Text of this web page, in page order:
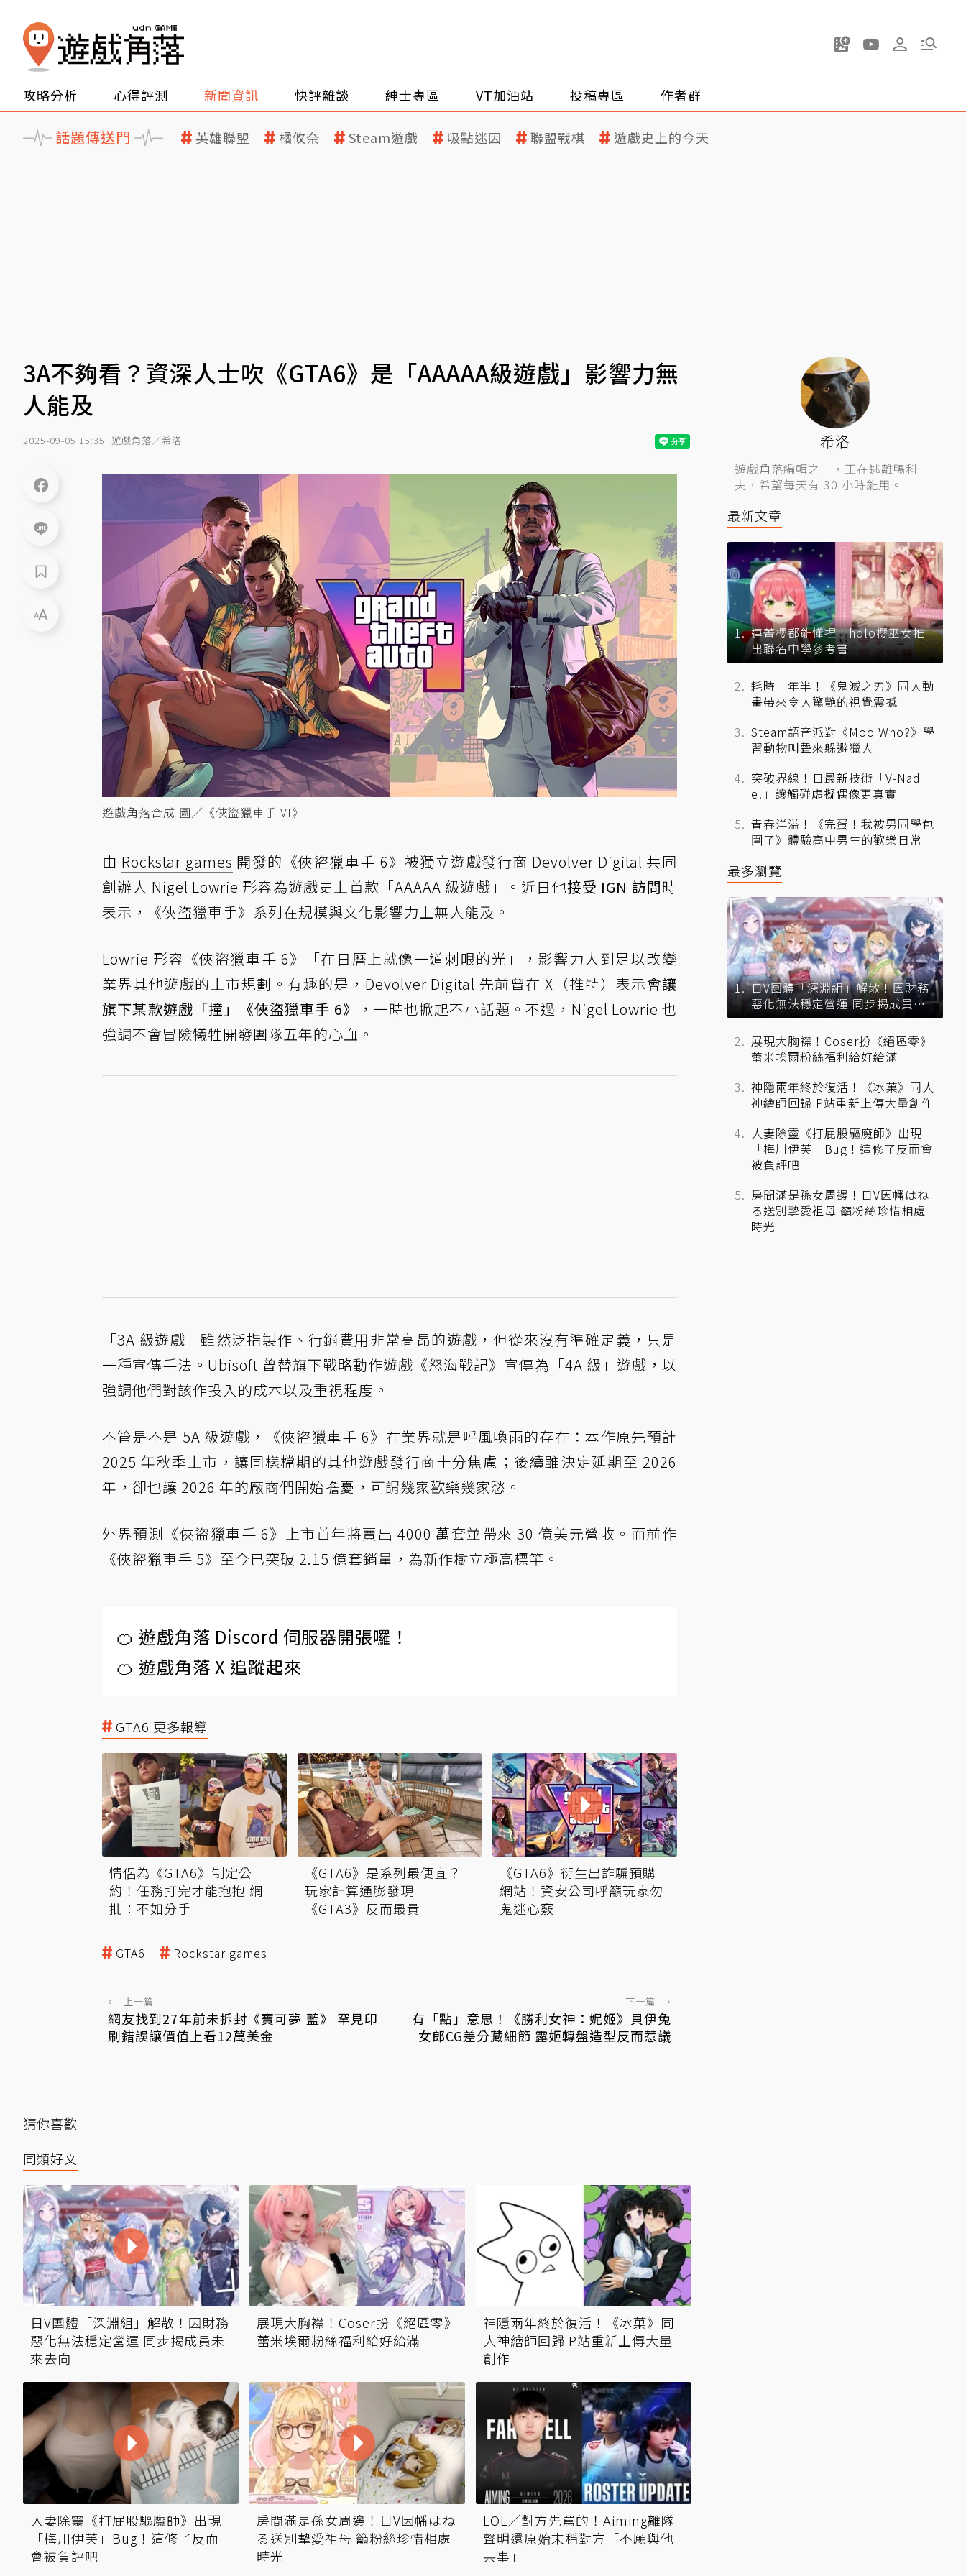
攻略分析 心得評測 新聞資訊 快評雜談 紳士專區 VT加油站 投稿專區 作者群
話題傳送門 英雄聯盟 橘攸奈 Steam遊戲 吸點迷因 聯盟戰棋 遊戲史上的今天
3A不夠看？資深人士吹《GTA6》是「AAAAA級遊戲」影響力無
人能及
2025-09-05 15:35 遊戲角落／希洛
遊戲角落合成 圖／《俠盜獵車手 VI》
由 Rockstar games 開發的《俠盜獵車手 6》被獨立遊戲發行商 Devolver Digital 共同
創辦人 Nigel Lowrie 形容為遊戲史上首款「AAAAA 級遊戲」。近日他接受 IGN 訪問時
表示，《俠盜獵車手》系列在規模與文化影響力上無人能及。
Lowrie 形容《俠盜獵車手 6》「在日曆上就像一道刺眼的光」，影響力大到足以改變
業界其他遊戲的上市規劃。有趣的是，Devolver Digital 先前曾在 X（推特）表示會讓
旗下某款遊戲「撞」《俠盜獵車手 6》
，一時也掀起不小話題。不過，Nigel Lowrie 也
強調不會冒險犧牲開發團隊五年的心血。
「3A 級遊戲」雖然泛指製作、行銷費用非常高昂的遊戲，但從來沒有準確定義，只是
一種宣傳手法。Ubisoft 曾替旗下戰略動作遊戲《怒海戰記》宣傳為「4A 級」遊戲，以
強調他們對該作投入的成本以及重視程度。
不管是不是 5A 級遊戲，《俠盜獵車手 6》在業界就是呼風喚雨的存在：本作原先預計
2025 年秋季上市，讓同樣檔期的其他遊戲發行商十分焦慮；後續雖決定延期至 2026
年，卻也讓 2026 年的廠商們開始擔憂，可謂幾家歡樂幾家愁。
外界預測《俠盜獵車手 6》上市首年將賣出 4000 萬套並帶來 30 億美元營收。而前作
《俠盜獵車手 5》至今已突破 2.15 億套銷量，為新作樹立極高標竿。
🍊 遊戲角落 Discord 伺服器開張囉！
🍊 遊戲角落 X 追蹤起來
GTA6 更多報導
情侶為《GTA6》制定公
約！任務打完才能抱抱 網
批：不如分手
《GTA6》是系列最便宜？
玩家計算通膨發現
《GTA3》反而最貴
《GTA6》衍生出詐騙預購
網站！資安公司呼籲玩家勿
鬼迷心竅
GTA6 Rockstar games
← 上一篇
網友找到27年前未拆封《寶可夢 藍》 罕見印
刷錯誤讓價值上看12萬美金
下一篇 →
有「點」意思！《勝利女神：妮姬》貝伊兔
女郎CG差分藏細節 露姬轉盤造型反而惹議
猜你喜歡
同類好文
日V團體「深淵組」解散！因財務
惡化無法穩定營運 同步揭成員未
來去向
展現大胸襟！Coser扮《絕區零》
蕾米埃爾粉絲福利給好給滿
神隱兩年終於復活！《冰菓》同
人神繪師回歸 P站重新上傳大量
創作
人妻除靈《打屁股驅魔師》出現
「梅川伊芙」Bug！這修了反而
會被負評吧
房間滿是孫女周邊！日V因幡はね
る送別摯愛祖母 籲粉絲珍惜相處
時光
LOL／對方先罵的！Aiming離隊
聲明還原始末稱對方「不願與他
共事」
希洛
遊戲角落編輯之一，正在逃離鴨科
夫，希望每天有 30 小時能用。
最新文章
連菁櫻都能懂捏！holo櫻巫女推
出聯名中學參考書
耗時一年半！《鬼滅之刃》同人動
畫帶來令人驚艷的視覺震撼
Steam語音派對《Moo Who?》學
習動物叫聲來躲避獵人
突破界線！日最新技術「V-Nad
e!」讓觸碰虛擬偶像更真實
青春洋溢！《完蛋！我被男同學包
圍了》體驗高中男生的歡樂日常
最多瀏覽
日V團體「深淵組」解散！因財務
惡化無法穩定營運 同步揭成員未
來去向
展現大胸襟！Coser扮《絕區零》
蕾米埃爾粉絲福利給好給滿
神隱兩年終於復活！《冰菓》同人
神繪師回歸 P站重新上傳大量創作
人妻除靈《打屁股驅魔師》出現
「梅川伊芙」Bug！這修了反而會
被負評吧
房間滿是孫女周邊！日V因幡はね
る送別摯愛祖母 籲粉絲珍惜相處
時光